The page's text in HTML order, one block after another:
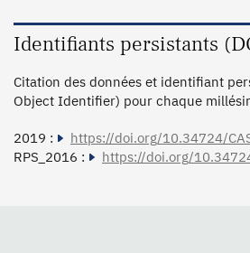
Identifiants persistants
Citation des données et identifiant
Object Identifier) pour chaque
2019 :
https://doi.org/10.34724/
RPS_2016 :
https://doi.org/